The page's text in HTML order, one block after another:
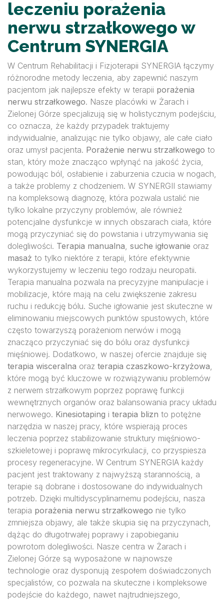
leczeniu porażenia
nerwu strzałkowego w
Centrum SYNERGIA
W Centrum Rehabilitacji i Fizjoterapii SYNERGIA łączymy
różnorodne metody leczenia, aby zapewnić naszym
pacjentom jak najlepsze efekty w terapii porażenia
nerwu strzałkowego. Nasze placówki w Żarach i
Zielonej Górze specjalizują się w holistycznym podejściu,
co oznacza, że każdy przypadek traktujemy
indywidualnie, analizując nie tylko objawy, ale całe ciało
oraz umysł pacjenta. Porażenie nerwu strzałkowego to
stan, który może znacząco wpłynąć na jakość życia,
powodując ból, osłabienie i zaburzenia czucia w nogach,
a także problemy z chodzeniem. W SYNERGII stawiamy
na kompleksową diagnozę, która pozwala ustalić nie
tylko lokalne przyczyny problemów, ale również
potencjalne dysfunkcje w innych obszarach ciała, które
mogą przyczyniać się do powstania i utrzymywania się
dolegliwości. Terapia manualna, suche igłowanie oraz
masaż to tylko niektóre z terapii, które efektywnie
wykorzystujemy w leczeniu tego rodzaju neuropatii.
Terapia manualna pozwala na precyzyjne manipulacje i
mobilizacje, które mają na celu zwiększenie zakresu
ruchu i redukcję bólu. Suche igłowanie jest skuteczne w
eliminowaniu miejscowych punktów spustowych, które
często towarzyszą porażeniom nerwów i mogą
znacząco przyczyniać się do bólu oraz dysfunkcji
mięśniowej. Dodatkowo, w naszej ofercie znajduje się
terapia wisceralna oraz terapia czaszkowo-krzyżowa,
które mogą być kluczowe w rozwiązywaniu problemów
z nerwem strzałkowym poprzez poprawę funkcji
wewnętrznych organów oraz balansowania pracy układu
nerwowego. Kinesiotaping i terapia blizn to potężne
narzędzia w naszej pracy, które wspierają proces
leczenia poprzez stabilizowanie struktury mięśniowo-
szkieletowej i poprawę mikrocyrkulacji, co przyspiesza
procesy regeneracyjne. W Centrum SYNERGIA każdy
pacjent jest traktowany z najwyższą starannością, a
terapie są dobrane i dostosowane do indywidualnych
potrzeb. Dzięki multidyscyplinarnemu podejściu, nasza
terapia porażenia nerwu strzałkowego nie tylko
zmniejsza objawy, ale także skupia się na przyczynach,
dążąc do długotrwałej poprawy i zapobieganiu
powrotom dolegliwości. Nasze centra w Żarach i
Zielonej Górze są wyposażone w najnowsze
technologie oraz dysponują zespołem doświadczonych
specjalistów, co pozwala na skuteczne i kompleksowe
podejście do każdego, nawet najtrudniejszego,